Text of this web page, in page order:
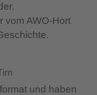
vom AWO-Hort
und haben